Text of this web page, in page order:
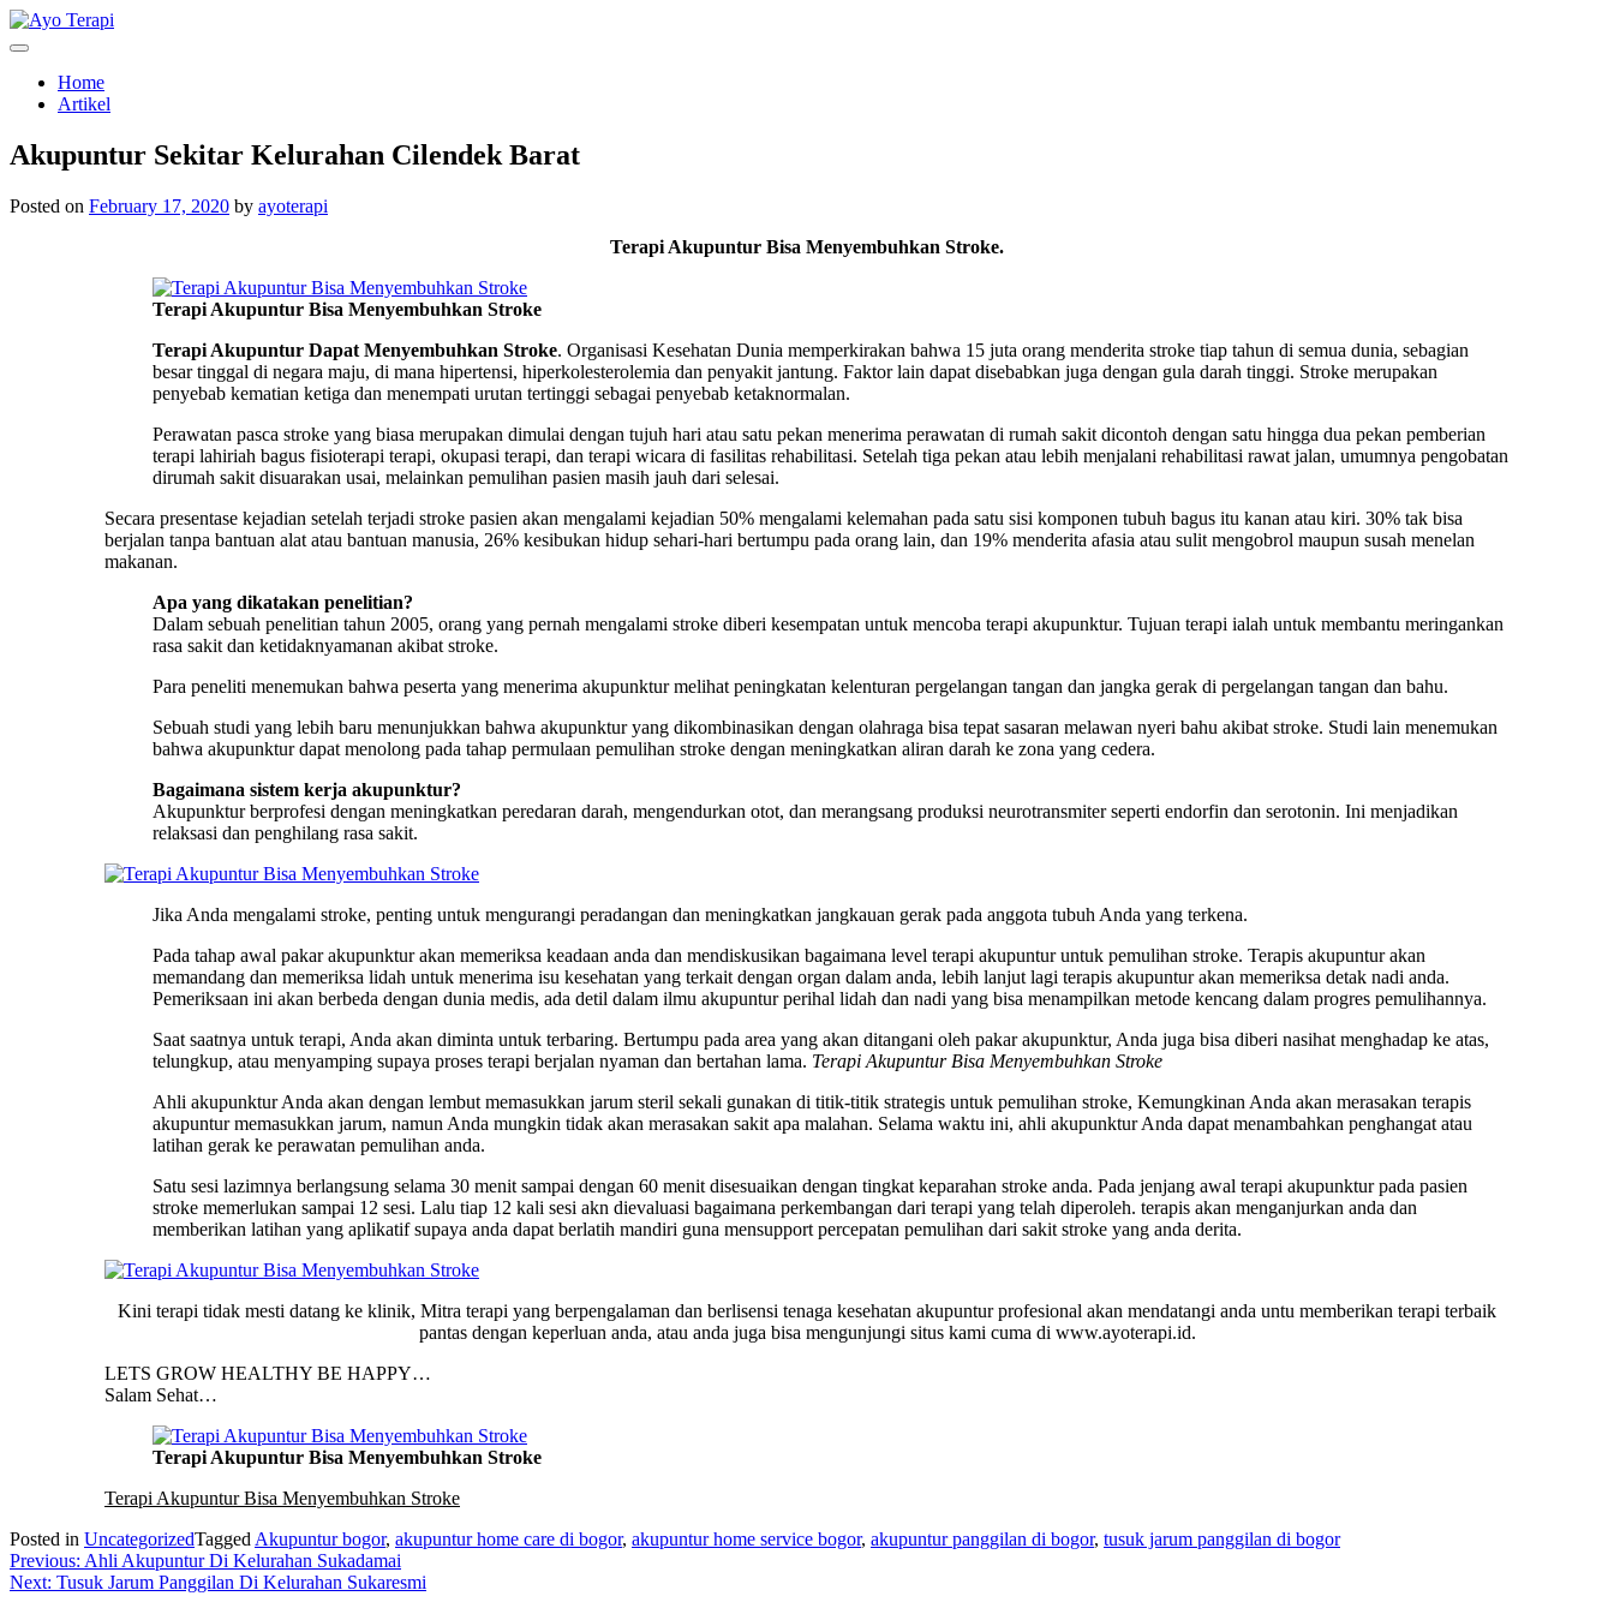
Skip
to
Home
Artikel
Akupuntur Sekitar Kelurahan Cilendek Barat
Posted on February 17, 2020 by ayoterapi
Terapi Akupuntur Bisa Menyembuhkan Stroke.
Terapi Akupuntur Bisa Menyembuhkan Stroke
Terapi Akupuntur Dapat Menyembuhkan Stroke. Organisasi Kesehatan Dunia memperkirakan bahwa 15 juta orang menderita stroke tiap tahun di semua dunia, sebagian
besar tinggal di negara maju, di mana hipertensi, hiperkolesterolemia dan penyakit jantung. Faktor lain dapat disebabkan juga dengan gula darah tinggi. Stroke merupakan
penyebab kematian ketiga dan menempati urutan tertinggi sebagai penyebab ketaknormalan.
Perawatan pasca stroke yang biasa merupakan dimulai dengan tujuh hari atau satu pekan menerima perawatan di rumah sakit dicontoh dengan satu hingga dua pekan pemberian
terapi lahiriah bagus fisioterapi terapi, okupasi terapi, dan terapi wicara di fasilitas rehabilitasi. Setelah tiga pekan atau lebih menjalani rehabilitasi rawat jalan, umumnya pengobatan
dirumah sakit disuarakan usai, melainkan pemulihan pasien masih jauh dari selesai.
Secara presentase kejadian setelah terjadi stroke pasien akan mengalami kejadian 50% mengalami kelemahan pada satu sisi komponen tubuh bagus itu kanan atau kiri. 30% tak bisa
berjalan tanpa bantuan alat atau bantuan manusia, 26% kesibukan hidup sehari-hari bertumpu pada orang lain, dan 19% menderita afasia atau sulit mengobrol maupun susah menelan
makanan.
Apa yang dikatakan penelitian?
Dalam sebuah penelitian tahun 2005, orang yang pernah mengalami stroke diberi kesempatan untuk mencoba terapi akupunktur. Tujuan terapi ialah untuk membantu meringankan
rasa sakit dan ketidaknyamanan akibat stroke.
Para peneliti menemukan bahwa peserta yang menerima akupunktur melihat peningkatan kelenturan pergelangan tangan dan jangka gerak di pergelangan tangan dan bahu.
Sebuah studi yang lebih baru menunjukkan bahwa akupunktur yang dikombinasikan dengan olahraga bisa tepat sasaran melawan nyeri bahu akibat stroke. Studi lain menemukan
bahwa akupunktur dapat menolong pada tahap permulaan pemulihan stroke dengan meningkatkan aliran darah ke zona yang cedera.
Bagaimana sistem kerja akupunktur?
Akupunktur berprofesi dengan meningkatkan peredaran darah, mengendurkan otot, dan merangsang produksi neurotransmiter seperti endorfin dan serotonin. Ini menjadikan
relaksasi dan penghilang rasa sakit.
Jika Anda mengalami stroke, penting untuk mengurangi peradangan dan meningkatkan jangkauan gerak pada anggota tubuh Anda yang terkena.
Pada tahap awal pakar akupunktur akan memeriksa keadaan anda dan mendiskusikan bagaimana level terapi akupuntur untuk pemulihan stroke. Terapis akupuntur akan
memandang dan memeriksa lidah untuk menerima isu kesehatan yang terkait dengan organ dalam anda, lebih lanjut lagi terapis akupuntur akan memeriksa detak nadi anda.
Pemeriksaan ini akan berbeda dengan dunia medis, ada detil dalam ilmu akupuntur perihal lidah dan nadi yang bisa menampilkan metode kencang dalam progres pemulihannya.
Saat saatnya untuk terapi, Anda akan diminta untuk terbaring. Bertumpu pada area yang akan ditangani oleh pakar akupunktur, Anda juga bisa diberi nasihat menghadap ke atas,
telungkup, atau menyamping supaya proses terapi berjalan nyaman dan bertahan lama. Terapi Akupuntur Bisa Menyembuhkan Stroke
Ahli akupunktur Anda akan dengan lembut memasukkan jarum steril sekali gunakan di titik-titik strategis untuk pemulihan stroke, Kemungkinan Anda akan merasakan terapis
akupuntur memasukkan jarum, namun Anda mungkin tidak akan merasakan sakit apa malahan. Selama waktu ini, ahli akupunktur Anda dapat menambahkan penghangat atau
latihan gerak ke perawatan pemulihan anda.
Satu sesi lazimnya berlangsung selama 30 menit sampai dengan 60 menit disesuaikan dengan tingkat keparahan stroke anda. Pada jenjang awal terapi akupunktur pada pasien
stroke memerlukan sampai 12 sesi. Lalu tiap 12 kali sesi akn dievaluasi bagaimana perkembangan dari terapi yang telah diperoleh. terapis akan menganjurkan anda dan
memberikan latihan yang aplikatif supaya anda dapat berlatih mandiri guna mensupport percepatan pemulihan dari sakit stroke yang anda derita.
Kini terapi tidak mesti datang ke klinik, Mitra terapi yang berpengalaman dan berlisensi tenaga kesehatan akupuntur profesional akan mendatangi anda untu memberikan terapi terbaik
pantas dengan keperluan anda, atau anda juga bisa mengunjungi situs kami cuma di www.ayoterapi.id.
LETS GROW HEALTHY BE HAPPY…
Salam Sehat…
Terapi Akupuntur Bisa Menyembuhkan Stroke
Terapi Akupuntur Bisa Menyembuhkan Stroke
Posted in UncategorizedTagged Akupuntur bogor, akupuntur home care di bogor, akupuntur home service bogor, akupuntur panggilan di bogor, tusuk jarum panggilan di bogor
Post
navigation
Previous: Ahli Akupuntur Di Kelurahan Sukadamai
Next: Tusuk Jarum Panggilan Di Kelurahan Sukaresmi